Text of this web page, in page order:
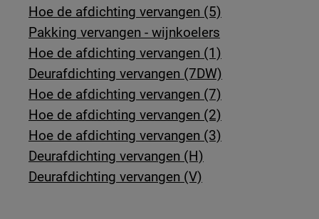
Hoe de afdichting vervangen (5)
Pakking vervangen - wijnkoelers
Hoe de afdichting vervangen (1)
Deurafdichting vervangen (7DW)
Hoe de afdichting vervangen (7)
Hoe de afdichting vervangen (2)
Hoe de afdichting vervangen (3)
Deurafdichting vervangen (H)
Deurafdichting vervangen (V)